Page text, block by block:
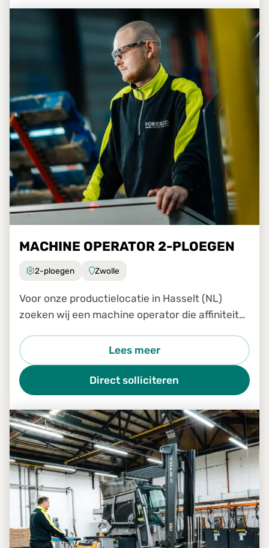
MACHINE OPERATOR 2-PLOEGEN
2-ploegen Zwolle
Voor onze productielocatie in Hasselt (NL)
zoeken wij een machine operator die affiniteit
inzicht.
Lees meer
Direct solliciteren